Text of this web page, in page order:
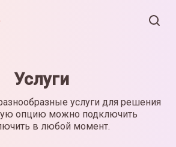
Услуги
услуги для решения
опцию можно подключить
в любой момент.